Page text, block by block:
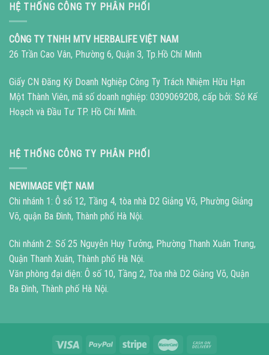
HỆ THỐNG CÔNG TY PHÂN PHỐI
CÔNG TY TNHH MTV HERBALIFE VIỆT NAM
26 Trần Cao Vân, Phường 6, Quận 3, Tp.Hồ Chí Minh
Giấy CN Đăng Ký Doanh Nghiệp Công Ty Trách Nhiệm Hữu Hạn
Một Thành Viên, mã số doanh nghiệp: 0309069208, cấp bởi: Sở Kế
Hoạch và Đầu Tư TP. Hồ Chí Minh.
HỆ THỐNG CÔNG TY PHÂN PHỐI
NEWIMAGE VIỆT NAM
Chi nhánh 1: Ô số 12, Tầng 4, tòa nhà D2 Giảng Võ, Phường Giảng
Võ, quận Ba Đình, Thành phố Hà Nội.
Chi nhánh 2: Số 25 Nguyễn Huy Tưởng, Phường Thanh Xuân Trung,
Quận Thanh Xuân, Thành phố Hà Nội.
Văn phòng đại diện: Ô số 10, Tầng 2, Tòa nhà D2 Giảng Võ, Quận
Ba Đình, Thành phố Hà Nội.